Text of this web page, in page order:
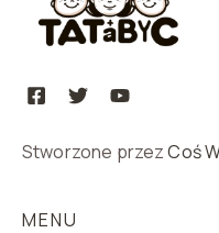
Stworzone przezCoś
MENU